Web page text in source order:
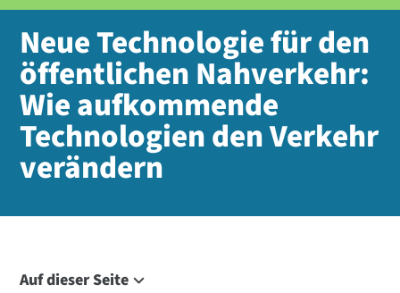
Neue Technologie für den
öffentlichen Nahverkehr:
Wie aufkommende
Technologien den Verkehr
verändern
Auf dieser Seite